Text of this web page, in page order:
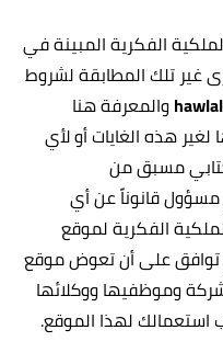
الفكرية المبينة في
غير تلك المطابقة لشروط
والمعرفة هنا
هذه الغايات أو لأي
مسبق من
قانوناً عن أي
الفكرية لموقع
على أن تعوض موقع
وموظفيها ووكلائها
لهذا الموقع.